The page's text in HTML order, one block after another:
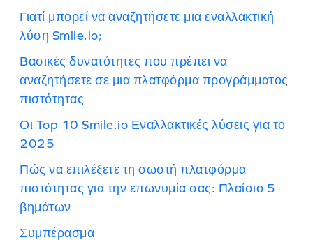
Γιατί μπορεί να αναζητήσετε μια εναλλακτική
λύση Smile.io;
Βασικές δυνατότητες που πρέπει να
αναζητήσετε σε μια πλατφόρμα προγράμματος
πιστότητας
Οι Top 10 Smile.io Εναλλακτικές λύσεις για το
2025
Πώς να επιλέξετε τη σωστή πλατφόρμα
πιστότητας για την επωνυμία σας: Πλαίσιο 5
βημάτων
Συμπέρασμα